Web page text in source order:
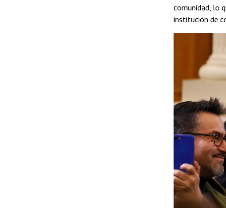
comunidad, lo
institución de